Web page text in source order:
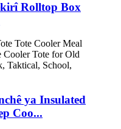
Rolltop Box
ya Insulated
Coo...